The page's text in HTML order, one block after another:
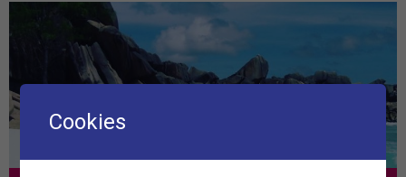
Cookies